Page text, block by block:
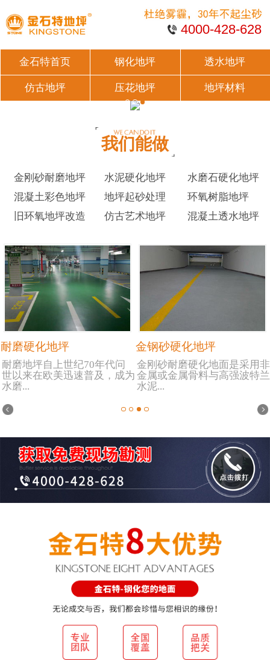
4000-428-628
金石特首页 钢化地坪 透水地坪
仿古地坪 压花地坪 地坪材料
我们能做
金刚砂耐磨地坪 水泥硬化地坪
水磨石硬化地坪
混凝土彩色地坪
地坪起砂处理
环氧树脂地坪
旧环氧地坪改造
仿古艺术地坪 混凝土透水地坪
耐磨硬化地坪
耐磨地坪自上世纪70年代问
世以来在欧美迅速普及，成为
水磨...
金钢砂硬化地坪
金刚砂耐磨硬化地面是采用非
金属或金属骨料与高强波特兰
水泥...